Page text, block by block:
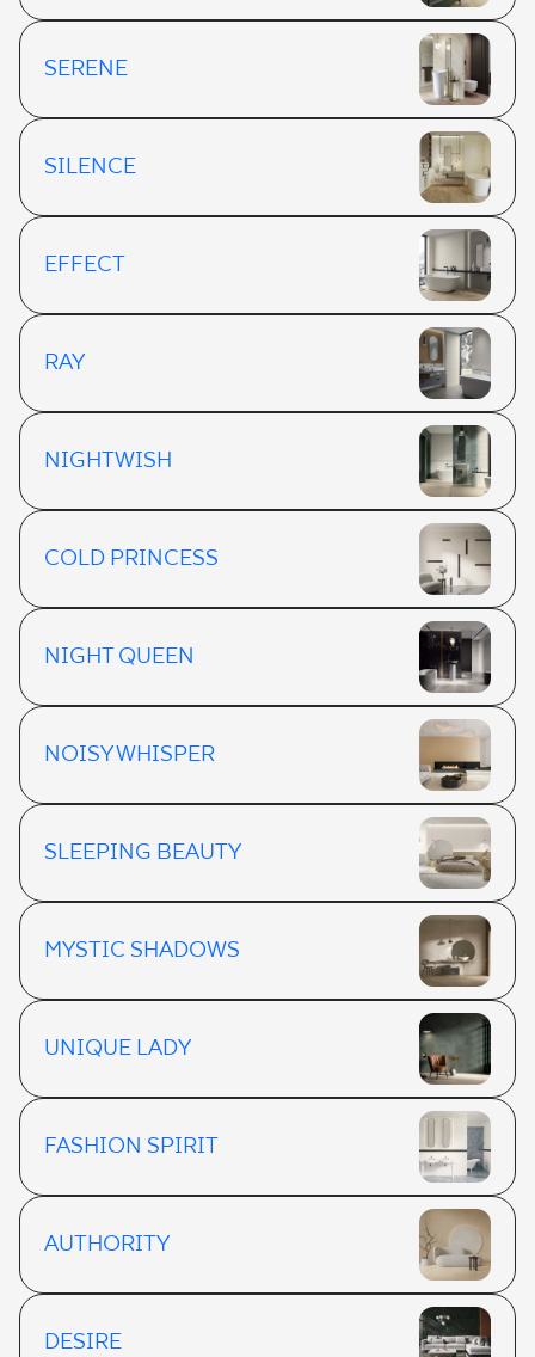
SERENE
SILENCE
EFFECT
RAY
NIGHTWISH
COLD PRINCESS
NIGHT QUEEN
NOISY WHISPER
SLEEPING BEAUTY
MYSTIC SHADOWS
UNIQUE LADY
FASHION SPIRIT
AUTHORITY
DESIRE